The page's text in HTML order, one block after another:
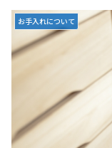
お手入れについて